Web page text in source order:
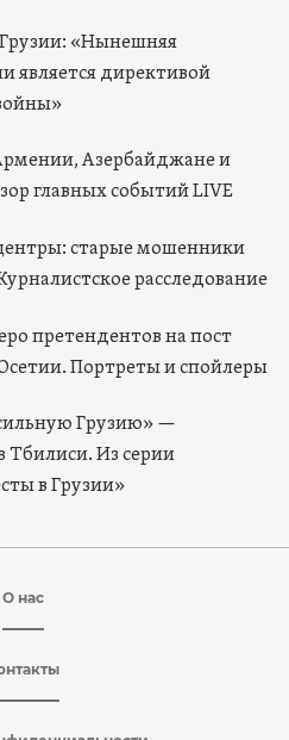
«Нынешняя
является директивой
Азербайджане и
главных событий LIVE
старые мошенники
расследование
претендентов на пост
Портреты и спойлеры
Грузию» —
Из серии
в Грузии»
О нас